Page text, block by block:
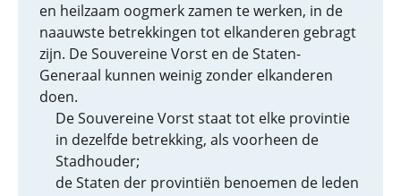
en heilzaam oogmerk zamen te werken, in de
naauwste betrekkingen tot elkanderen gebragt
zijn. De Souvereine Vorst en de Staten-
Generaal kunnen weinig zonder elkanderen
doen.
De Souvereine Vorst staat tot elke provintie
in dezelfde betrekking, als voorheen de
Stadhouder;
de Staten der provintiën benoemen de leden